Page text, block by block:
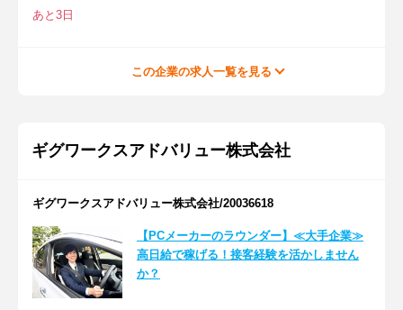
あと3日
この企業の求人一覧を見る
ギグワークスアドバリュー株式会社
ギグワークスアドバリュー株式会社/20036618
【PCメーカーのラウンダー】≪大手企業≫
高日給で稼げる！接客経験を活かしません
か？